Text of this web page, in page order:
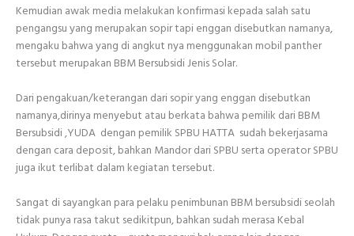
Kemudian awak media melakukan konfirmasi kepada salah satu
pengangsu yang merupakan sopir tapi enggan disebutkan namanya,
mengaku bahwa yang di angkut nya menggunakan mobil panther
tersebut merupakan BBM Bersubsidi Jenis Solar.
Dari pengakuan/keterangan dari sopir yang enggan disebutkan
namanya,dirinya menyebut atau berkata bahwa pemilik dari BBM
Bersubsidi ,YUDA dengan pemilik SPBU HATTA sudah bekerjasama
dengan cara deposit, bahkan Mandor dari SPBU serta operator SPBU
juga ikut terlibat dalam kegiatan tersebut.
Sangat di sayangkan para pelaku penimbunan BBM bersubsidi seolah
tidak punya rasa takut sedikitpun, bahkan sudah merasa Kebal